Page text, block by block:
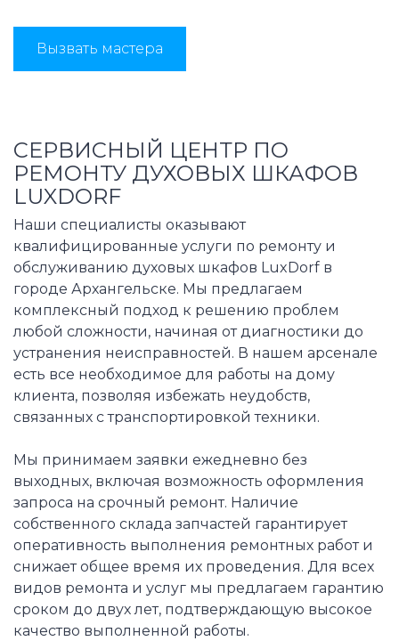
Вызвать мастера
СЕРВИСНЫЙ ЦЕНТР ПО
РЕМОНТУ ДУХОВЫХ ШКАФОВ
LUXDORF
Наши специалисты оказывают
квалифицированные услуги по ремонту и
обслуживанию духовых шкафов LuxDorf в
городе Архангельске. Мы предлагаем
комплексный подход к решению проблем
любой сложности, начиная от диагностики до
устранения неисправностей. В нашем арсенале
есть все необходимое для работы на дому
клиента, позволяя избежать неудобств,
связанных с транспортировкой техники.
Мы принимаем заявки ежедневно без
выходных, включая возможность оформления
запроса на срочный ремонт. Наличие
собственного склада запчастей гарантирует
оперативность выполнения ремонтных работ и
снижает общее время их проведения. Для всех
видов ремонта и услуг мы предлагаем гарантию
сроком до двух лет, подтверждающую высокое
качество выполненной работы.